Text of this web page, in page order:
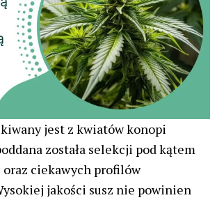
jest z kwiatów konopi
została selekcji pod kątem
oraz ciekawych profilów
jakości susz nie powinien